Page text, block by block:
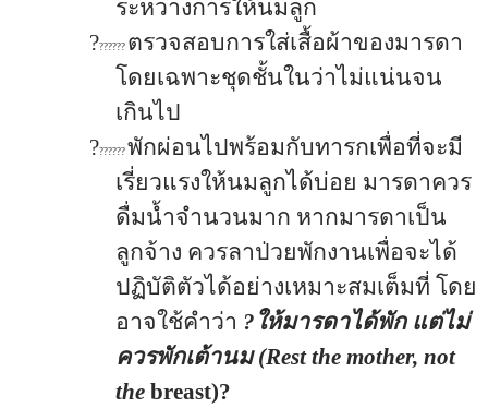
ระหว่างการให้นมลูก
??????? ตรวจสอบการใส่เสื้อผ้าของมารดา
โดยเฉพาะชุดชั้นในว่าไม่แน่นจน
เกินไป
??????? พักผ่อนไปพร้อมกับทารกเพื่อที่จะมี
เรี่ยวแรงให้นมลูกได้บ่อย มารดาควร
ดื่มน้ำจำนวนมาก หากมารดาเป็น
ลูกจ้าง ควรลาป่วยพักงานเพื่อจะได้
ปฏิบัติตัวได้อย่างเหมาะสมเต็มที่ โดย
อาจใช้คำว่า ?ให้มารดาได้พัก แต่ไม่
ควรพักเต้านม(Rest the mother, not
the breast)?